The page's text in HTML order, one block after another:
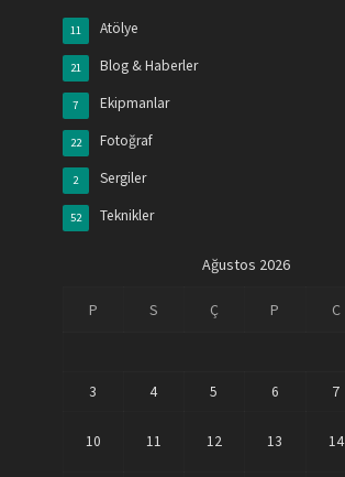
Atölye
11
Blog & Haberler
21
Ekipmanlar
7
Fotoğraf
22
Sergiler
2
Teknikler
52
Ağustos 2026
P S Ç P C
3 4 5 6 7
10 11 12 13 14